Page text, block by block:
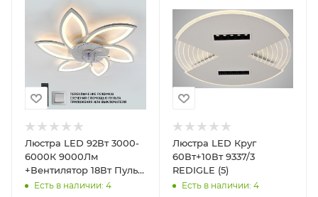
Люстра LED 92Вт 3000-
6000К 9000Лм
+Вентилятор 18Вт Пульт
ДУ FAN FLOWER Stares
Есть в наличии: 4
Люстра LED Круг
60Вт+10Вт 9337/3
REDIGLE (5)
Есть в наличии: 4